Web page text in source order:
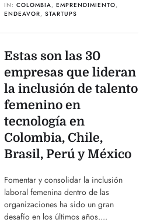
IN:COLOMBIA,EMPRENDIMIENTO,
ENDEAVOR,STARTUPS
Estas son las 30
empresas que lideran
la inclusión de talento
femenino en
tecnología en
Colombia, Chile,
Brasil, Perú y México
Fomentar y consolidar la inclusión
laboral femenina dentro de las
organizaciones ha sido un gran
desafío en los últimos años....